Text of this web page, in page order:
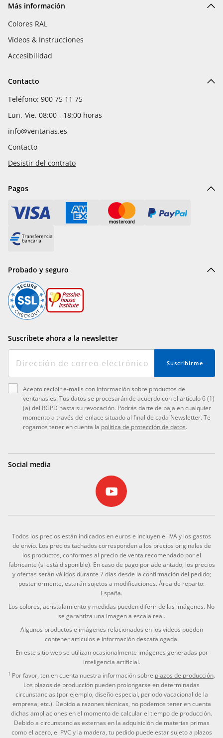
Más información
Colores RAL
Vídeos & Instrucciones
Accesibilidad
Contacto
Teléfono: 900 75 11 75
Lun.-Vie. 08:00 - 18:00 horas
info@ventanas.es
Contacto
Desistir del contrato
Pagos
Probado y seguro
Suscríbete ahora a la newsletter
Suscribirme
Acepto recibir e-mails con información sobre productos de
ventanas.es. Tus datos se procesarán de acuerdo con el artículo 6 (1)
(a) del RGPD hasta su revocación. Podrás darte de baja en cualquier
momento a través del enlace situado al final de cada Newsletter. Te
rogamos tener en cuenta la política de protección de datos.
Social media
Todos los precios están indicados en euros e incluyen el IVA y los gastos
de envío. Los precios tachados corresponden a los precios originales de
los productos, conformes al precio de venta recomendado por el
fabricante (si está disponible). En caso de pago por adelantado, los precios
y ofertas serán válidos durante 7 días desde la confirmación del pedido;
posteriormente, estarán sujetos a modificaciones. Área de reparto:
España.
Los colores, acristalamiento y medidas pueden diferir de las imágenes. No
se garantiza una imagen a escala real.
Algunos productos e imágenes relacionados en los vídeos pueden
contener artículos e información descatalogada.
En este sitio web se utilizan ocasionalmente imágenes generadas por
inteligencia artificial.
1 Por favor, ten en cuenta nuestra información sobre plazos de producción.
Los plazos de producción pueden prolongarse en determinadas
circunstancias (por ejemplo, diseño especial, periodo vacacional de la
empresa, etc.). Debido a razones técnicas, no podemos tener en cuenta
dichas ampliaciones en el momento de calcular el tiempo de producción.
Debido a circunstancias externas en la adquisición de materias primas
como el acero, el PVC y la madera, tu pedido puede estar sujeto a plazos